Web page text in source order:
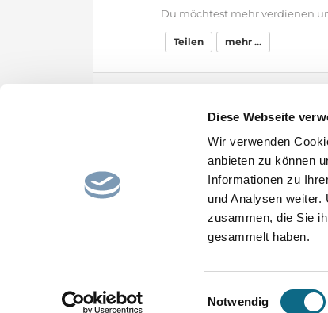
Diese Webseite
Wir verwenden
anbieten zu können
Informationen zu
und Analysen
zusammen, die Sie
gesammelt haben.
Einwilligungsauswahl
Notwendig
Teilen mehr ...
EMPLOYA Bremen GmbH-
mehr ...
Impressum AGB